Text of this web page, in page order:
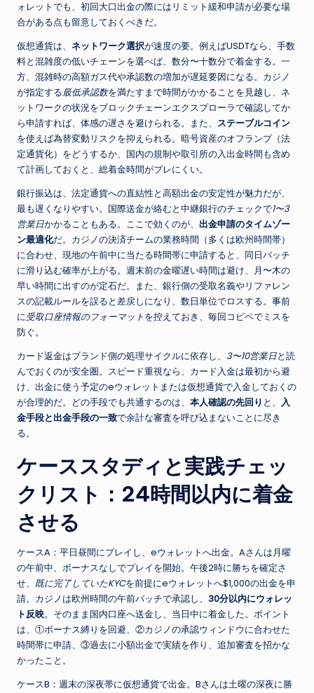
ォレットでも、初回大口出金の際にはリミット緩和申請が必要な場
合がある点も留意しておくべきだ。
仮想通貨は、 ネットワーク選択が速度の要。例えばUSDTなら、手数
料と混雑度の低いチェーンを選べば、数分〜十数分で着金する。一
方、混雑時の高額ガス代や承認数の増加が遅延要因になる。カジノ
が指定する最低承認数を満たすまで時間がかかることを見越し、ネ
ットワークの状況をブロックチェーンエクスプローラで確認してか
ら申請すれば、体感の遅さを避けられる。また、 ステーブルコイン
を使えば為替変動リスクを抑えられる。暗号資産のオフランプ（法
定通貨化）をどうするか、国内の規制や取引所の入出金時間も含め
て計画しておくと、総着金時間がブレにくい。
銀行振込は、法定通貨への直結性と高額出金の安定性が魅力だが、
最も遅くなりやすい。国際送金が絡むと中継銀行のチェックで1〜3
営業日かかることもある。ここで効くのが、 出金申請のタイムゾー
ン最適化だ。カジノの決済チームの業務時間（多くは欧州時間帯）
に合わせ、現地の午前中に当たる時間帯に申請すると、同日バッチ
に滑り込む確率が上がる。週末前の金曜遅い時間は避け、月〜木の
早い時間に出すのが定石だ。また、銀行側の受取名義やリファレン
スの記載ルールを誤ると差戻しになり、数日単位でロスする。事前
に受取口座情報のフォーマットを控えておき、毎回コピペでミスを
防ぐ。
カード返金はブランド側の処理サイクルに依存し、 3〜10営業日と読
んでおくのが安全圏。スピード重視なら、カード入金は最初から避
け、出金に使う予定のeウォレットまたは仮想通貨で入金しておくの
が合理的だ。どの手段でも共通するのは、 本人確認の先回り と、 入
金手段と出金手段の一致で余計な審査を呼び込まないことに尽き
る。
ケーススタディと実践チェッ
クリスト：24時間以内に着金
させる
ケースA：平日昼間にプレイし、eウォレットへ出金。Aさんは月曜
の午前中、ボーナスなしでプレイを開始。午後2時に勝ちを確定さ
せ、 既に完了していたKYCを前提にeウォレットへ$1,000の出金を申
請。カジノは欧州時間の午前バッチで承認し、 30分以内にウォレッ
ト反映。そのまま国内口座へ送金し、当日中に着金した。ポイント
は、①ボーナス縛りを回避、②カジノの承認ウィンドウに合わせた
時間帯に申請、③過去に小額出金で実績を作り、追加審査を招かな
かったこと。
ケースB：週末の深夜帯に仮想通貨で出金。Bさんは土曜の深夜に勝